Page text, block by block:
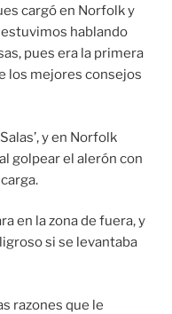
cargó en Norfolk y
hablando
pues era la primera
los mejores consejos
y en Norfolk
golpear el alerón con
en la zona de fuera, y
si se levantaba
razones que le